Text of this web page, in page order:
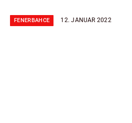
FENERBAHCE 12. JANUAR 2022